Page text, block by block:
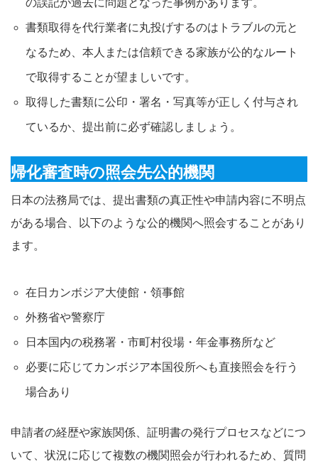
書類取得を代行業者に丸投げするのはトラブルの元と
なるため、本人または信頼できる家族が公的なルート
で取得することが望ましいです。
取得した書類に公印・署名・写真等が正しく付与され
ているか、提出前に必ず確認しましょう。
帰化審査時の照会先公的機関
日本の法務局では、提出書類の真正性や申請内容に不明点
がある場合、以下のような公的機関へ照会することがあり
ます。
在日カンボジア大使館・領事館
外務省や警察庁
日本国内の税務署・市町村役場・年金事務所など
必要に応じてカンボジア本国役所へも直接照会を行う
場合あり
申請者の経歴や家族関係、証明書の発行プロセスなどにつ
いて、状況に応じて複数の機関照会が行われるため、質問